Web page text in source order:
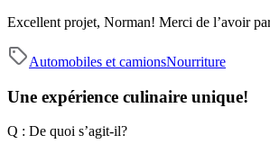
Excellent projet, Norman! Merci de l’avoir
Automobiles et camionsNourriture
Une expérience culinaire unique!
Q : De quoi s’agit-il?